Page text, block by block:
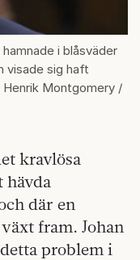
i blåsväder
visade sig haft
Montgomery /
kravlösa
hävda
där en
fram. Johan
problem i